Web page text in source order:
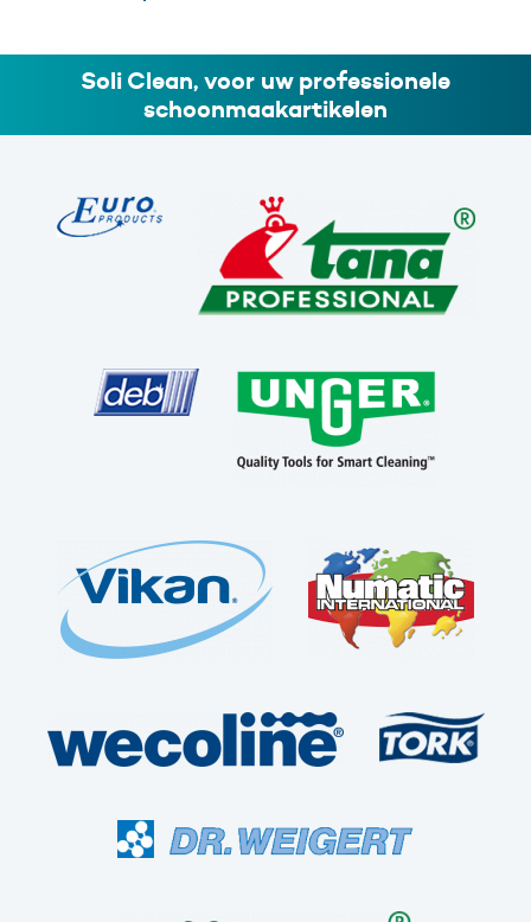
Soli Clean, voor uw professionele
schoonmaakartikelen